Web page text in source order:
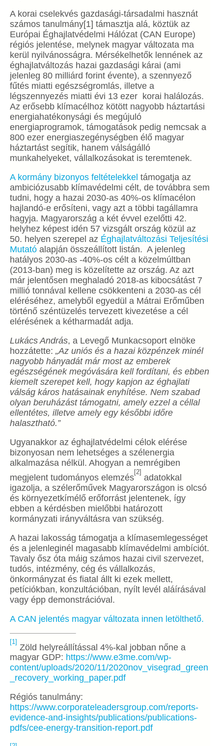
A korai cselekvés gazdasági-társadalmi hasznát
számos tanulmány[1] támasztja alá, köztük az
Európai Éghajlatvédelmi Hálózat (CAN Europe)
régiós jelentése, melynek magyar változata ma
kerül nyilvánosságra. Mérsékelhetők lennének az
éghajlatváltozás hazai gazdasági kárai (ami
jelenleg 80 milliárd forint évente), a szennyező
fűtés miatti egészségromlás, illetve a
légszennyezés miatti évi 13 ezer korai halálozás.
Az erősebb klímacélhoz kötött nagyobb háztartási
energiahatékonysági és megújuló
energiaprogramok, támogatások pedig nemcsak a
800 ezer energiaszegénységben élő magyar
háztartást segítik, hanem válságálló
munkahelyeket, vállalkozásokat is teremtenek.
A kormány bizonyos feltételekkel támogatja az
ambiciózusabb klímavédelmi célt, de továbbra sem
tudni, hogy a hazai 2030-as 40%-os klímacélon
hajlandó-e erősíteni, vagy azt a többi tagállamra
hagyja. Magyarország a két évvel ezelőtti 42.
helyhez képest idén 57 vizsgált ország közül az
50. helyen szerepel az Éghajlatváltozási Teljesítési
Mutató alapján összeállított listán. A jelenleg
hatályos 2030-as -40%-os célt a közelmúltban
(2013-ban) meg is közelítette az ország. Az azt
már jelentősen meghaladó 2018-as kibocsátást 7
millió tonnával kellene csökkenteni a 2030-as cél
eléréséhez, amelyből egyedül a Mátrai Erőműben
történő széntüzelés tervezett kivezetése a cél
elérésének a kétharmadát adja.
Lukács András, a Levegő Munkacsoport elnöke
hozzátette: „Az uniós és a hazai közpénzek minél
nagyobb hányadát már most az emberek
egészségének megóvására kell fordítani, és ebben
kiemelt szerepet kell, hogy kapjon az éghajlati
válság káros hatásainak enyhítése. Nem szabad
olyan beruházást támogatni, amely ezzel a céllal
ellentétes, illetve amely egy későbbi időre
halasztható.”
Ugyanakkor az éghajlatvédelmi célok elérése
bizonyosan nem lehetséges a szélenergia
alkalmazása nélkül. Ahogyan a nemrégiben
megjelent tudományos elemzés
[2]
adatokkal
igazolja, a szélerőművek Magyarországon is olcsó
és környezetkímélő erőforrást jelentenek, így
ebben a kérdésben mielőbbi határozott
kormányzati irányváltásra van szükség.
A hazai lakosság támogatja a klímasemlegességet
és a jelenleginél magasabb klímavédelmi ambíciót.
Tavaly ősz óta máig számos hazai civil szervezet,
tudós, intézmény, cég és vállalkozás,
önkormányzat és fiatal állt ki ezek mellett,
petíciókban, konzultációban, nyílt levél aláírásával
vagy épp demonstrációval.
A CAN jelentés magyar változata innen letölthető.
[1]
Zöld helyreállítással 4%-kal jobban nőne a
magyar GDP: https://www.e3me.com/wp-
content/uploads/2020/11/2020nov_visegrad_green
_recovery_working_paper.pdf
Régiós tanulmány:
https://www.corporateleadersgroup.com/reports-
evidence-and-insights/publications/publications-
pdfs/cee-energy-transition-report.pdf